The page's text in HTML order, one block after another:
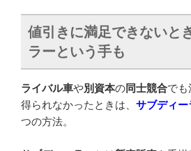
値引きに満足できないと
ラーという手も
ライバル車や別資本の同士競合でも
得られなかったときは、 サブディー
つの方法。